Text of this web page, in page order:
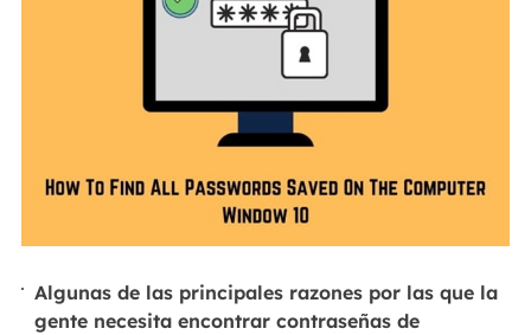
Algunas de las principales razones por las que la
gente necesita encontrar contraseñas de